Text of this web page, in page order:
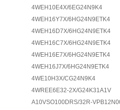
4WEH10E4X/6EG24N9K4
4WEH16Y7X/6HG24N9ETK4
4WEH16D7X/6HG24N9ETK4
4WEH16C7X/6HG24N9ETK4
4WEH16E7X/6HG24N9ETK4
4WEH16J7X/6HG24N9ETK4
4WE10H3X/CG24N9K4
4WREE6E32-2X/G24K31A1V
A10VSO100DRS/32R-